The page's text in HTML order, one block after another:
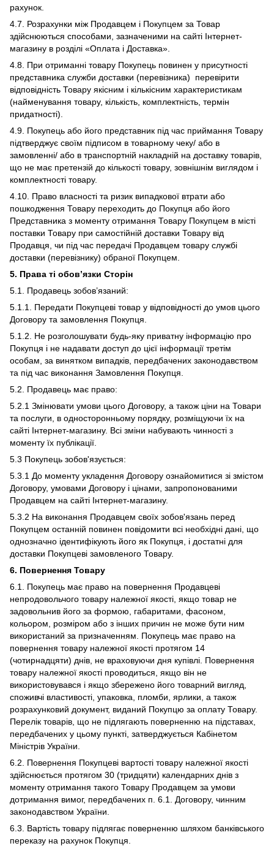
рахунок.
4.7. Розрахунки між Продавцем і Покупцем за Товар
здійснюються способами, зазначеними на сайті Інтернет-
магазину в розділі «Оплата і Доставка».
4.8. При отриманні товару Покупець повинен у присутності
представника служби доставки (перевізника) перевірити
відповідність Товару якісним і кількісним характеристикам
(найменування товару, кількість, комплектність, термін
придатності).
4.9. Покупець або його представник під час приймання Товару
підтверджує своїм підписом в товарному чеку/ або в
замовленні/ або в транспортній накладній на доставку товарів,
що не має претензій до кількості товару, зовнішнім виглядом і
комплектності товару.
4.10. Право власності та ризик випадкової втрати або
пошкодження Товару переходить до Покупця або його
Представника з моменту отримання Товару Покупцем в місті
поставки Товару при самостійній доставки Товару від
Продавця, чи під час передачі Продавцем товару службі
доставки (перевізнику) обраної Покупцем.
5. Права ті обов’язки Сторін
5.1. Продавець зобов’язаний:
5.1.1. Передати Покупцеві товар у відповідності до умов цього
Договору та замовлення Покупця.
5.1.2. Не розголошувати будь-яку приватну інформацію про
Покупця і не надавати доступ до цієї інформації третім
особам, за винятком випадків, передбачених законодавством
та під час виконання Замовлення Покупця.
5.2. Продавець має право:
5.2.1 Змінювати умови цього Договору, а також ціни на Товари
та послуги, в односторонньому порядку, розміщуючи їх на
сайті Інтернет-магазину. Всі зміни набувають чинності з
моменту їх публікації.
5.3 Покупець зобов'язується:
5.3.1 До моменту укладення Договору ознайомитися зі змістом
Договору, умовами Договору і цінами, запропонованими
Продавцем на сайті Інтернет-магазину.
5.3.2 На виконання Продавцем своїх зобов'язань перед
Покупцем останній повинен повідомити всі необхідні дані, що
однозначно ідентифікують його як Покупця, і достатні для
доставки Покупцеві замовленого Товару.
6. Повернення Товару
6.1. Покупець має право на повернення Продавцеві
непродовольчого товару належної якості, якщо товар не
задовольнив його за формою, габаритами, фасоном,
кольором, розміром або з інших причин не може бути ним
використаний за призначенням. Покупець має право на
повернення товару належної якості протягом 14
(чотирнадцяти) днів, не враховуючи дня купівлі. Повернення
товару належної якості проводиться, якщо він не
використовувався і якщо збережено його товарний вигляд,
споживчі властивості, упаковка, пломби, ярлики, а також
розрахунковий документ, виданий Покупцю за оплату Товару.
Перелік товарів, що не підлягають поверненню на підставах,
передбачених у цьому пункті, затверджується Кабінетом
Міністрів України.
6.2. Повернення Покупцеві вартості товару належної якості
здійснюється протягом 30 (тридцяти) календарних днів з
моменту отримання такого Товару Продавцем за умови
дотримання вимог, передбачених п. 6.1. Договору, чинним
законодавством України.
6.3. Вартість товару підлягає поверненню шляхом банківського
переказу на рахунок Покупця.